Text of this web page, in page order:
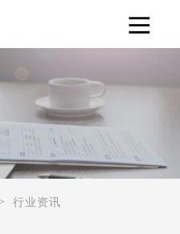
行业资讯